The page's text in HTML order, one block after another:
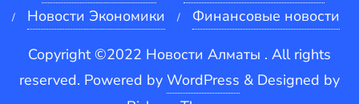
Новости Экономики
Финансовые новости
Copyright ©2022 Новости Алматы . All rights
reserved. Powered by WordPress & Designed by